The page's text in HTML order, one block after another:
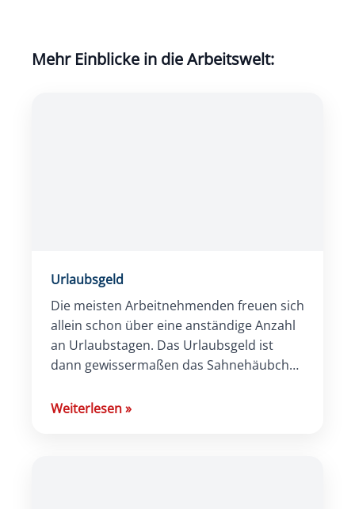
Mehr Einblicke in die Arbeitswelt:
Urlaubsgeld
Die meisten Arbeitnehmenden freuen sich
allein schon über eine anständige Anzahl
an Urlaubstagen. Das Urlaubsgeld ist
dann gewissermaßen das Sahnehäubchen
die Arbeitsproduktivität steigern. Aber bei
Weiterlesen»